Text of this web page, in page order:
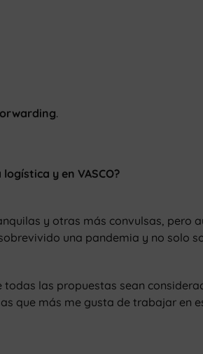
.
y en VASCO?
y otras más convulsas, pero
una pandemia y no solo
las propuestas sean
que más me gusta de trabajar en